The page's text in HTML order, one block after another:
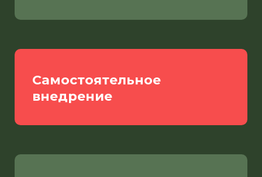
Самостоятельное
внедрение